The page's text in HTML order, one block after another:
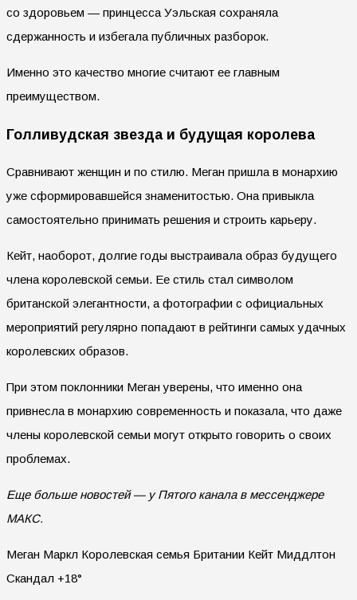
со здоровьем — принцесса Уэльская сохраняла
сдержанность и избегала публичных разборок.
Именно это качество многие считают ее главным
преимуществом.
Голливудская звезда и будущая королева
Сравнивают женщин и по стилю. Меган пришла в монархию
уже сформировавшейся знаменитостью. Она привыкла
самостоятельно принимать решения и строить карьеру.
Кейт, наоборот, долгие годы выстраивала образ будущего
члена королевской семьи. Ее стиль стал символом
британской элегантности, а фотографии с официальных
мероприятий регулярно попадают в рейтинги самых удачных
королевских образов.
При этом поклонники Меган уверены, что именно она
привнесла в монархию современность и показала, что даже
члены королевской семьи могут открыто говорить о своих
проблемах.
Еще больше новостей — у Пятого канала в мессенджере
МАКС.
Меган Маркл Королевская семья Британии Кейт Миддлтон
Скандал +18°